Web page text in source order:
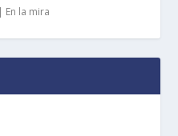
| En la mira